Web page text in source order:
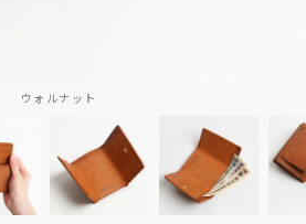
ウォルナット